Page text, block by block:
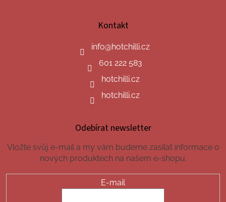
Kontakt
info@hotchilli.cz
601 222 583
hotchilli.cz
hotchilli.cz
Odebírat newsletter
Vložte svůj e-mail a my vám budeme zasílat informace o
nových produktech na našem e-shopu.
E-mail